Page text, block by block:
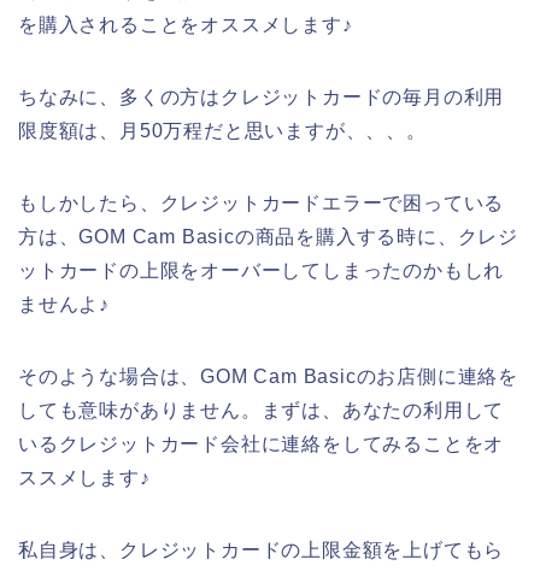
を購入されることをオススメします♪
ちなみに、多くの方はクレジットカードの毎月の利用
限度額は、月50万程だと思いますが、、、。
もしかしたら、クレジットカードエラーで困っている
方は、GOM Cam Basicの商品を購入する時に、クレジ
ットカードの上限をオーバーしてしまったのかもしれ
ませんよ♪
そのような場合は、GOM Cam Basicのお店側に連絡を
しても意味がありません。まずは、あなたの利用して
いるクレジットカード会社に連絡をしてみることをオ
ススメします♪
私自身は、クレジットカードの上限金額を上げてもら